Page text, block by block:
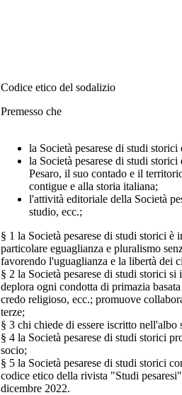
Codice etico del sodalizio
Premesso che
la Società pesarese di studi
la Società pesarese di studi
Pesaro, il suo contado e il
contigue e alla storia italiana;
l'attività editoriale della Società
studio, ecc.;
§ 1 la Società pesarese di studi storici
particolare eguaglianza e pluralismo
favorendo l'uguaglianza e la libertà dei
§ 2 la Società pesarese di studi storici
deplora ogni condotta di primazia
credo religioso, ecc.; promuove
terze;
§ 3 chi chiede di essere iscritto
§ 4 la Società pesarese di studi storici
socio;
§ 5 la Società pesarese di studi storici
codice etico della rivista "Studi
dicembre 2022.